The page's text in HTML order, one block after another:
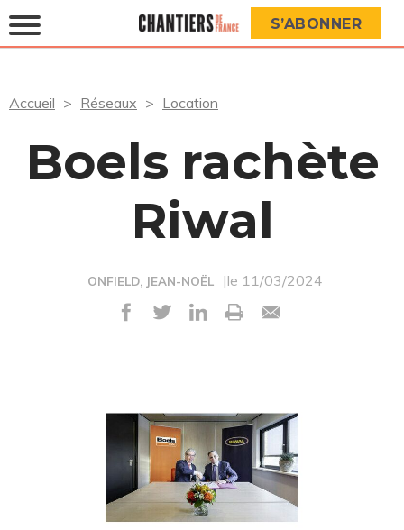
S’ABONNER
Accueil Réseaux Location
Boels rachète
Riwal
ONFIELD, JEAN-NOËL |le 11/03/2024